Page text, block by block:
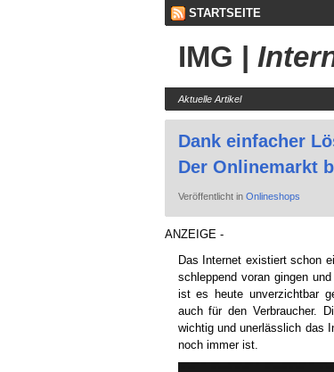
STARTSEITE
IMG |
Aktuelle Artikel
Dank einfacher
Der Onlinemarkt
Veröffentlicht in Onlineshops
ANZEIGE -
Das Internet existiert schon
schleppend voran gingen
ist es heute unverzichtbar
auch für den Verbraucher.
wichtig und unerlässlich das
noch immer ist.